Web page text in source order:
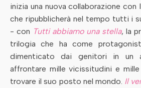
inizia una nuova collaborazione
che ripubblicherà nel tempo tutti i
- con Tutti abbiamo una stella, la
trilogia che ha come
dimenticato dai genitori in un
affrontare mille vicissitudini e
trovare il suo posto nel mondo. Il